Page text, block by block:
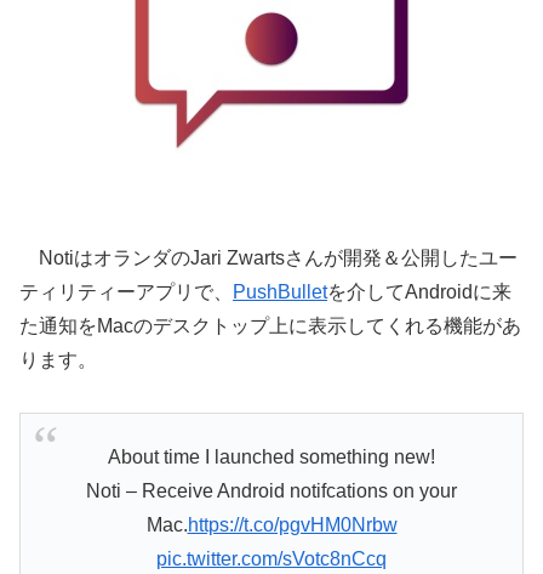
NotiはオランダのJari Zwartsさんが開発＆公開したユー
ティリティーアプリで、
PushBulletを介してAndroidに来
た通知をMacのデスクトップ上に表示してくれる機能があ
ります。
About time I launched something new!
Noti – Receive Android notifcations on your
Mac.https://t.co/pgvHM0Nrbw
pic.twitter.com/sVotc8nCcq